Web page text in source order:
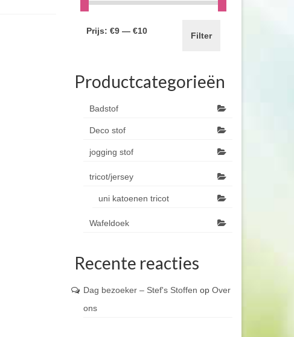
Filter
Prijs: €9— €10
Productcategorieën
Badstof
Deco stof
jogging stof
tricot/jersey
uni katoenen tricot
Wafeldoek
Recente reacties
Dag bezoeker – Stef's Stoffen op Over
ons